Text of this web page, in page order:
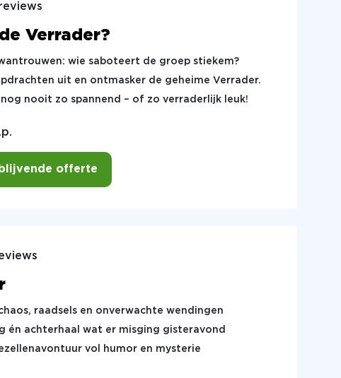
Verrader?
wie saboteert de groep stiekem?
uit en ontmasker de geheime Verrader.
nog nooit zo spannend – of zo verraderlijk leuk!
offerte
raadsels en onverwachte wendingen
én achterhaal wat er misging gisteravond
vol humor en mysterie